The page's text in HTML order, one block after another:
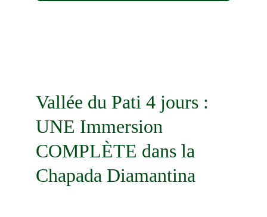
Vallée du Pati 4 jours :
UNE Immersion
COMPLÈTE dans la
Chapada Diamantina